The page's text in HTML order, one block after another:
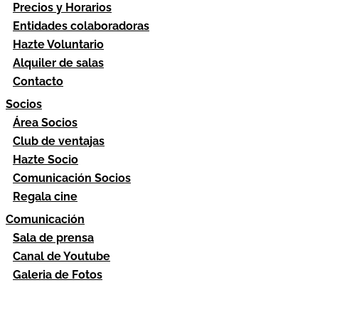
Precios y Horarios
Entidades colaboradoras
Hazte Voluntario
Alquiler de salas
Contacto
Socios
Área Socios
Club de ventajas
Hazte Socio
Comunicación Socios
Regala cine
Comunicación
Sala de prensa
Canal de Youtube
Galeria de Fotos